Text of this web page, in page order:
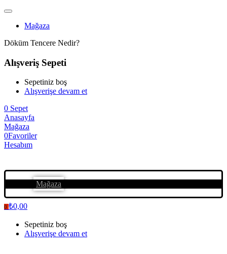
Mağaza
Döküm Tencere Nedir?
Alışveriş Sepeti
Sepetiniz boş
Alışverişe devam et
0 Sepet
Anasayfa
Mağaza
0Favoriler
Hesabım
Mağaza
0 ₺0,00
Sepetiniz boş
Alışverişe devam et